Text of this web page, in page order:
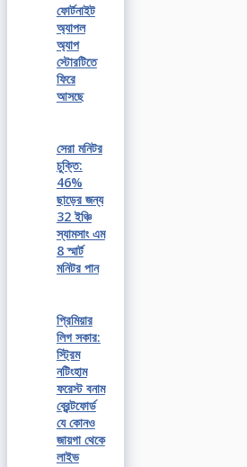
ফোর্টনাইট
অ্যাপল
অ্যাপ
স্টোরটিতে
ফিরে
আসছে
সেরা মনিটর
চুক্তি:
46%
ছাড়ের জন্য
32 ইঞ্চি
স্যামসাং এম
8 স্মার্ট
মনিটর পান
প্রিমিয়ার
লিগ সকার:
স্ট্রিম
নটিংহাম
ফরেস্ট বনাম
ব্রেন্টফোর্ড
যে কোনও
জায়গা থেকে
লাইভ